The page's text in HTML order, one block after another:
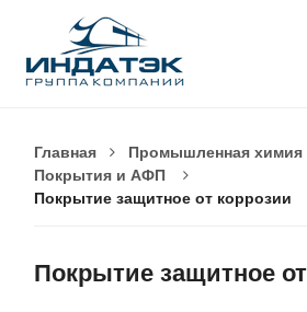
Главная
Промышленная химия
Покрытия и АФП
Покрытие защитное от коррозии
Покрытие защитное